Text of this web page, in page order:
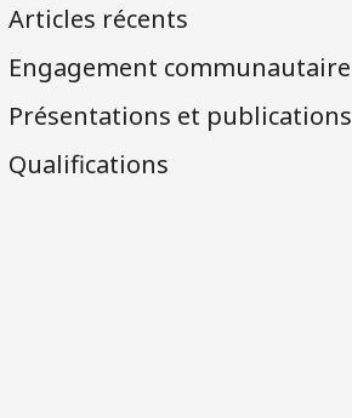
Articles récents
Engagement communautaire
Présentations et publications
Qualifications